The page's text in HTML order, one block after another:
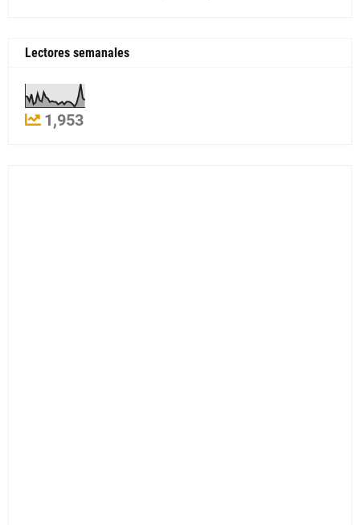
Lectores semanales
1,953